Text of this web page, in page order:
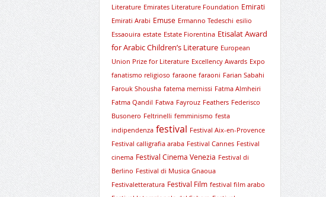
Literature Emirates Literature Foundation Emirati
Emirati Arabi Emuse Ermanno Tedeschi esilio
Essaouira estate Estate Fiorentina Etisalat Award
for Arabic Children’s Literature European
Union Prize for Literature Excellency Awards Expo
fanatismo religioso faraone faraoni Farian Sabahi
Farouk Shousha fatema mernissi Fatma Almheiri
Fatma Qandil Fatwa Fayrouz Feathers Federisco
Busonero Feltrinelli femminismo festa
indipendenza festival Festival Aix-en-Provence
Festival calligrafia araba Festival Cannes Festival
cinema Festival Cinema Venezia Festival di
Berlino Festival di Musica Gnaoua
Festivaletteratura Festival Film festival film arabo